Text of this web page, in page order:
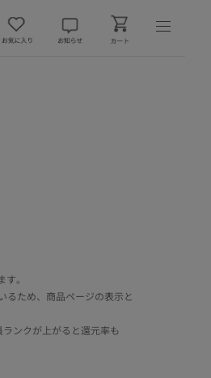
。
るため、商品ページの表示と
ンクが上がると還元率も